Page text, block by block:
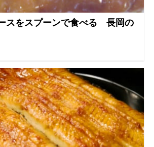
スをスプーンで食べる 長岡の